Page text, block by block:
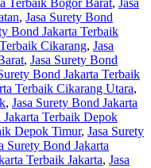
, Jasa Surety Bond
Bond Jakarta Terbaik
Cikarang, Jasa
, Jasa Surety Bond
Bond Jakarta Terbaik
Terbaik Cikarang Utara,
, Jasa Surety Bond Jakarta
Jakarta Terbaik Depok
Depok Timur, Jasa Surety
Surety Bond Jakarta
Terbaik Jakarta, Jasa